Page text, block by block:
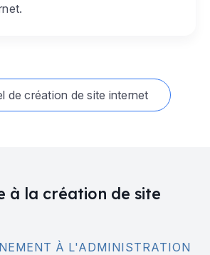
de création de site internet
à la création de site
À L'ADMINISTRATION